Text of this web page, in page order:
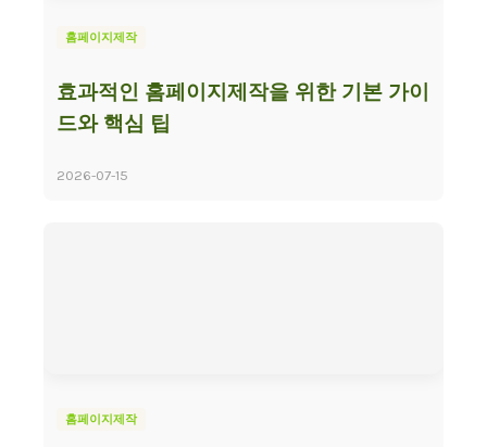
홈페이지제작
효과적인 홈페이지제작을 위한 기본 가이
드와 핵심 팁
2026-07-15
홈페이지제작